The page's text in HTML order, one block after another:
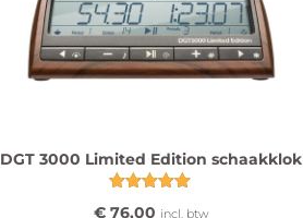
DGT 3000 Limited Edition schaakklok
€76,00 incl. btw